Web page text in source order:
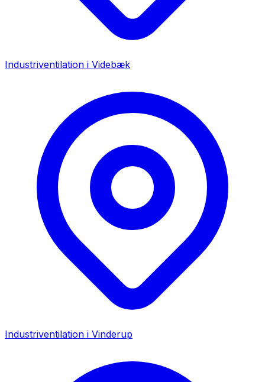
Industriventilation i Videbæk
Industriventilation i Vinderup